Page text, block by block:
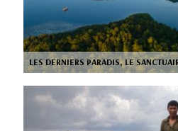
LES DERNIERS PARADIS, LE